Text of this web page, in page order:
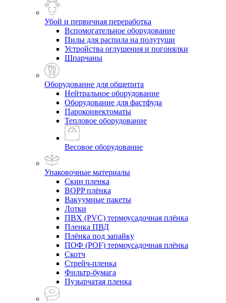
Убой и первичная переработка
Вспомогательное оборудование
Пилы для распила на полутуши
Устройства оглушения и погонялки
Шпарчаны
Оборудование для общепита
Нейтральное оборудование
Оборудование для фастфуда
Пароконвектоматы
Тепловое оборудование
Весовое оборудование
Упаковочные материалы
Скин пленка
BOPP плёнка
Вакуумные пакеты
Лотки
ПВХ (PVC) термоусадочная плёнка
Пленка ПВД
Плёнка под запайку
ПОФ (POF) термоусадочная плёнка
Скотч
Стрейч-пленка
Фильтр-бумага
Пузырчатая пленка